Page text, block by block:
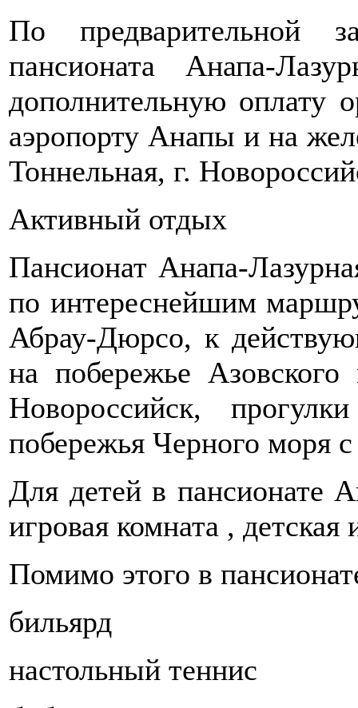
По предварительной
пансионата Анапа-
дополнительную оплату
аэропорту Анапы и на
Тоннельная, г.
Активный отдых
Пансионат Анапа-
по интереснейшим
Абрау-Дюрсо, к
на побережье
Новороссийск,
побережья Черного моря
Для детей в пансионате
игровая комната ,
Помимо этого в
бильярд
настольный теннис